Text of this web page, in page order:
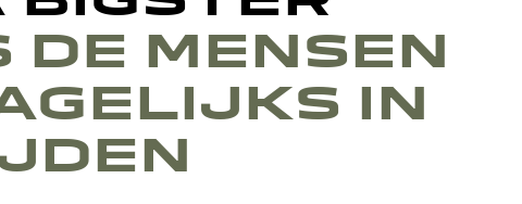
DE MENSEN
IN